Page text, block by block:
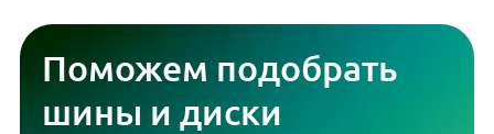
Поможем подобрать
шины и диски